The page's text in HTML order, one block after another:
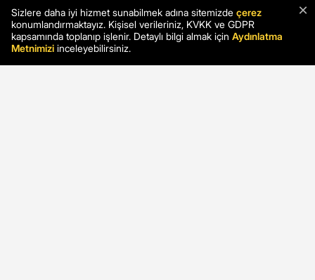
×
Sizlere daha iyi hizmet sunabilmek adına sitemizde çerez
konumlandırmaktayız. Kişisel verileriniz, KVKK ve GDPR
kapsamında toplanıp işlenir. Detaylı bilgi almak için Aydınlatma
Metnimizi inceleyebilirsiniz.